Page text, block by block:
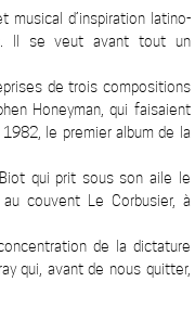
d’inspiration latino-
Il se veut avant tout un
de trois compositions
Honeyman, qui faisaient
le premier album de la
qui prit sous son aile le
couvent Le Corbusier, à
de la dictature
qui, avant de nous quitter,